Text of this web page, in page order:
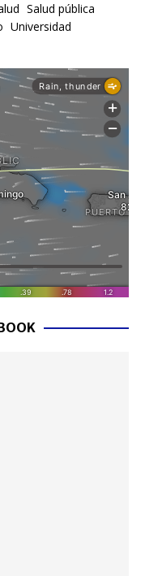
Salud pública
Universidad